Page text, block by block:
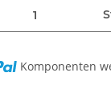
Komponenten